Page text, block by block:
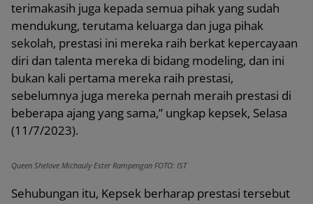
terimakasih juga kepada semua pihak yang sudah
mendukung, terutama keluarga dan juga pihak
sekolah, prestasi ini mereka raih berkat kepercayaan
diri dan talenta mereka di bidang modeling, dan ini
bukan kali pertama mereka raih prestasi,
sebelumnya juga mereka pernah meraih prestasi di
beberapa ajang yang sama,” ungkap kepsek, Selasa
(11/7/2023).
Queen Shelove Michauly Ester Rampengan FOTO: IST
Sehubungan itu, Kepsek berharap prestasi tersebut